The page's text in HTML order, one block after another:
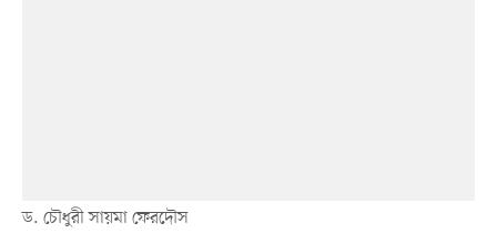
ড. চৌধুরী সায়মা ফেরদৌস